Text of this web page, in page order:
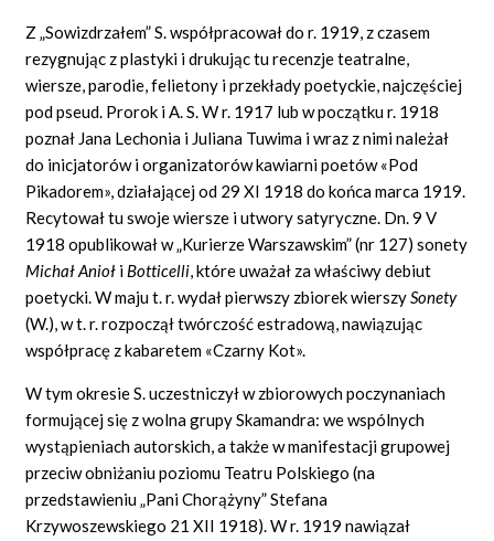
Z „Sowizdrzałem” S. współpracował do r. 1919, z czasem
rezygnując z plastyki i drukując tu recenzje teatralne,
wiersze, parodie, felietony i przekłady poetyckie, najczęściej
pod pseud. Prorok i A. S. W r. 1917 lub w początku r. 1918
poznał Jana Lechonia i Juliana Tuwima i wraz z nimi należał
do inicjatorów i organizatorów kawiarni poetów «Pod
Pikadorem», działającej od 29 XI 1918 do końca marca 1919.
Recytował tu swoje wiersze i utwory satyryczne. Dn. 9 V
1918 opublikował w „Kurierze Warszawskim” (nr 127) sonety
Michał Anioł i Botticelli,które uważał za właściwy debiut
poetycki. W maju t. r. wydał pierwszy zbiorek wierszySonety
(W.), w t. r. rozpoczął twórczość estradową, nawiązując
współpracę z kabaretem «Czarny Kot».
W tym okresie S. uczestniczył w zbiorowych poczynaniach
formującej się z wolna grupy Skamandra: we wspólnych
wystąpieniach autorskich, a także w manifestacji grupowej
przeciw obniżaniu poziomu Teatru Polskiego (na
przedstawieniu „Pani Chorążyny” Stefana
Krzywoszewskiego 21 XII 1918). W r. 1919 nawiązał